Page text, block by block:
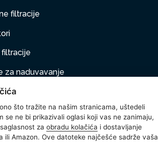
filtracije
filtracije
za naduvavanje
na naduvavanje
oprema
što tražite na našim stranicama, uštedeli
se ne bi prikazivali oglasi koji vas ne zanimaju,
za obradu kolačića i dostavljanje
ili Amazon. Ove datoteke najčešće sadrže vaša